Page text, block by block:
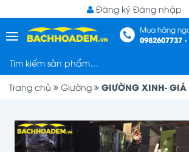
Đăng ký Đăng nhập
Mua hàng
0982607737
Trang chủ Giường GIƯỜNG XINH-